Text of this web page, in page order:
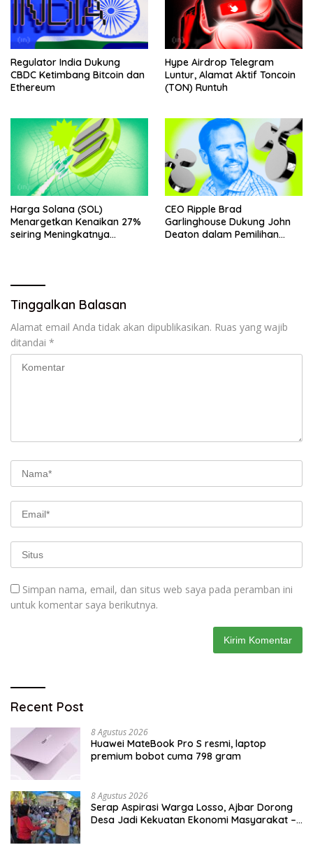
Regulator India Dukung
CBDC Ketimbang Bitcoin dan
Ethereum
Hype Airdrop Telegram
Luntur, Alamat Aktif Toncoin
(TON) Runtuh
Harga Solana (SOL)
Menargetkan Kenaikan 27%
seiring Meningkatnya
CEO Ripple Brad
Garlinghouse Dukung John
Deaton dalam Pemilihan
Tinggalkan Balasan
Alamat email Anda tidak akan dipublikasikan. Ruas yang wajib
ditandai *
Simpan nama, email, dan situs web saya pada peramban ini
untuk komentar saya berikutnya.
Recent Post
8 Agustus 2026
Huawei MateBook Pro S resmi, laptop
premium bobot cuma 798 gram
8 Agustus 2026
Serap Aspirasi Warga Losso, Ajbar Dorong
Desa Jadi Kekuatan Ekonomi Masyarakat –